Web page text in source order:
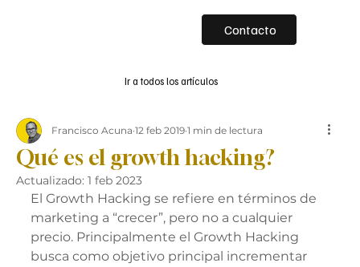
Contacto
Ir a todos los artículos
Qué es el growth hacking?
Francisco Acuna 12 feb 2019 1 min de lectura
Actualizado: 1 feb 2023
El Growth Hacking se refiere en términos de
marketing a “crecer”, pero no a cualquier
precio. Principalmente el Growth Hacking
busca como objetivo principal incrementar